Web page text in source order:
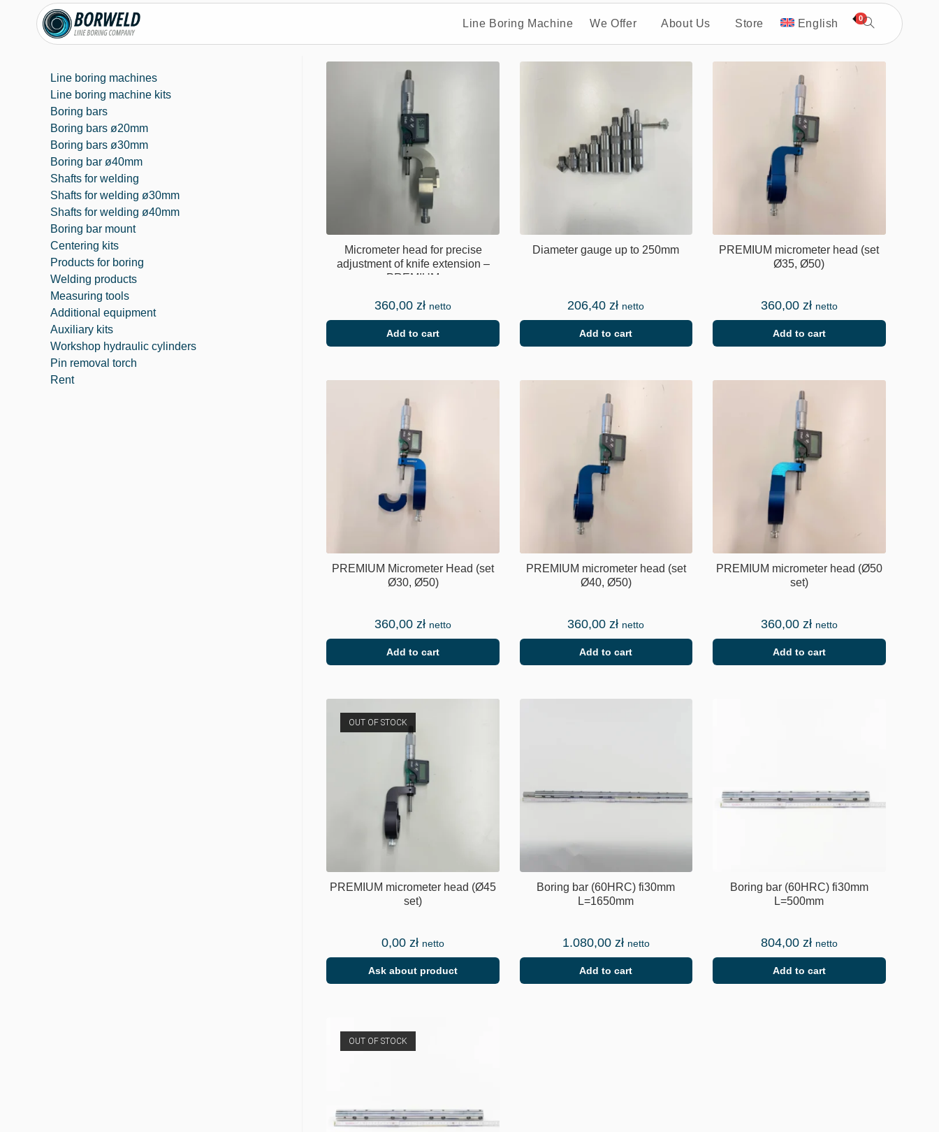
Line Boring Machine We Offer About Us Store English 0
Line boring machines
Line boring machine kits
Boring bars
Boring bars ø20mm
Boring bars ø30mm
Boring bar ø40mm
Shafts for welding
Shafts for welding ø30mm
Shafts for welding ø40mm
Boring bar mount
Centering kits
Products for boring
Welding products
Measuring tools
Additional equipment
Auxiliary kits
Workshop hydraulic cylinders
Pin removal torch
Rent
Micrometer head for precise
adjustment of knife extension –
PREMIUM
360,00zł netto
Add to cart
Diameter gauge up to 250mm
206,40zł netto
Add to cart
PREMIUM micrometer head (set
Ø35, Ø50)
360,00 zł netto
Add to cart
PREMIUM Micrometer Head (set
Ø30, Ø50)
360,00zł netto
Add to cart
PREMIUM micrometer head (set
Ø40, Ø50)
360,00zł netto
Add to cart
PREMIUM micrometer head (Ø50
set)
360,00 zł netto
Add to cart
OUT OF STOCK
PREMIUM micrometer head (Ø45
set)
0,00zł netto
Ask about product
Boring bar (60HRC) fi30mm
L=1650mm
1.080,00 zł netto
Add to cart
Boring bar (60HRC) fi30mm
L=500mm
804,00 zł netto
Add to cart
OUT OF STOCK